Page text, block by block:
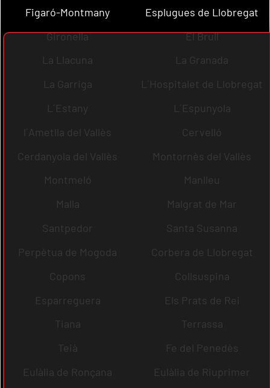
Figaró-Montmany
Esplugues de Llobregat
Gironella
El Brull
La Llacuna
La Granada
La Garriga
L´Hospitalet de Llobregat
L´Estany
L´Espunyola
l´Ametlla del Vallès
Cervelló
Cerdanyola del Vallès
Montornès del Vallès
Montmeló
Manlleu
Malla
Malgrat de Mar
Santpedor
Santa Susanna
Perpètua de Mogoda
Corbera de Llobregat
Copons
Collsuspina
Esparreguera
Els Prats de Rei
Tiana
Terrassa
Teià
Fe del Penedès
Eulàlia de Ronçana
Eulàlia de Riuprimer